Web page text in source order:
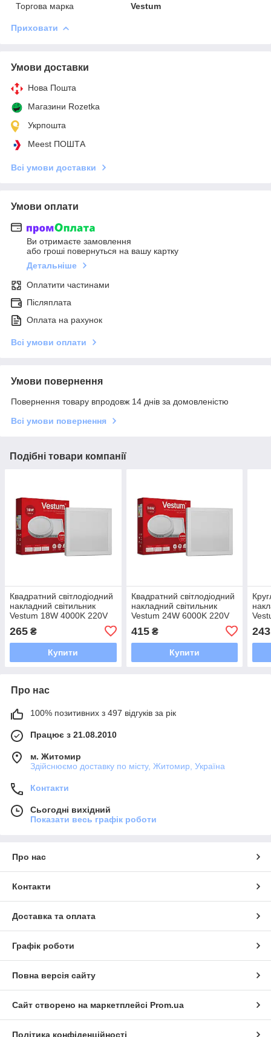
Торгова марка
Vestum
Приховати
Умови доставки
Нова Пошта
Магазини Rozetka
Укрпошта
Meest ПОШТА
Всі умови доставки
Умови оплати
Ви отримаєте замовлення
або гроші повернуться на вашу картку
Детальніше
Оплатити частинами
Післяплата
Оплата на рахунок
Всі умови оплати
Умови повернення
Повернення товару впродовж 14 днів за домовленістю
Всі умови повернення
Подібні товари компанії
Квадратний світлодіодний
накладний світильник
Vestum 18W 4000K 220V
265 ₴
Купити
Квадратний світлодіодний
накладний світильник
Vestum 24W 6000K 220V
415₴
Купити
243
Про нас
100% позитивних з 497 відгуків за рік
Працює з 21.08.2010
м. Житомир
Здійснюємо доставку по місту, Житомир, Україна
Контакти
Сьогодні вихідний
Показати весь графік роботи
Про нас
Контакти
Доставка та оплата
Графік роботи
Повна версія сайту
Сайт створено на маркетплейсі Prom.ua
Політика конфіденційності